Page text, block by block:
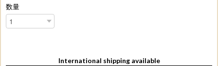
数量
International shipping available